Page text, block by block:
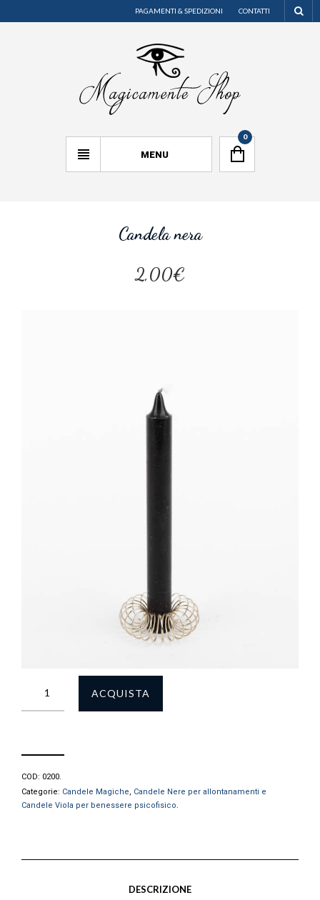
PAGAMENTI & SPEDIZIONI CONTATTI
MENU
0
Candela nera
2,00€
ACQUISTA
COD: 0200.
Categorie: Candele Magiche, Candele Nere per allontanamenti e
Candele Viola per benessere psicofisico.
DESCRIZIONE